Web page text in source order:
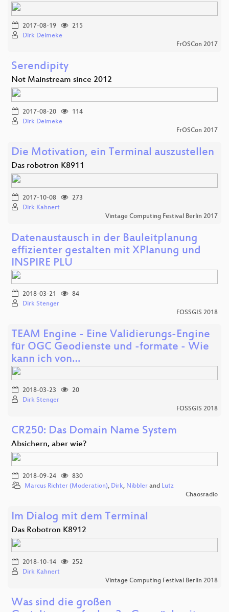
2017-08-19
215
Dirk Deimeke
FrOSCon 2017
Serendipity
Not Mainstream since 2012
2017-08-20
114
Dirk Deimeke
FrOSCon 2017
Die Motivation, ein Terminal auszustellen
Das robotron K8911
2017-10-08
273
Dirk Kahnert
Vintage Computing Festival Berlin 2017
Datenaustausch in der Bauleitplanung
effizienter gestalten mit XPlanung und
INSPIRE PLU
2018-03-21
84
Dirk Stenger
FOSSGIS 2018
TEAM Engine - Eine Validierungs-Engine
für OGC Geodienste und -formate - Wie
kann ich von…
2018-03-23
20
Dirk Stenger
FOSSGIS 2018
CR250: Das Domain Name System
Absichern, aber wie?
2018-09-24
830
Marcus Richter (Moderation), Dirk, Nibbler and Lutz
Chaosradio
Im Dialog mit dem Terminal
Das Robotron K8912
2018-10-14
252
Dirk Kahnert
Vintage Computing Festival Berlin 2018
Was sind die großen